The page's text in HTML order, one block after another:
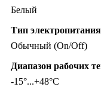
Белый
Тип
Обычный (On/Off)
Диапазон рабочих
-15°...+48°C